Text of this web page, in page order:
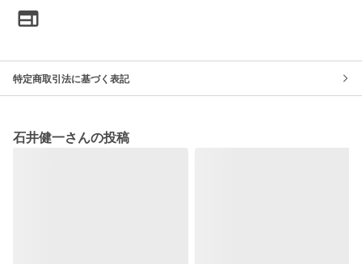
特定商取引法に基づく表記
石井健一さんの投稿